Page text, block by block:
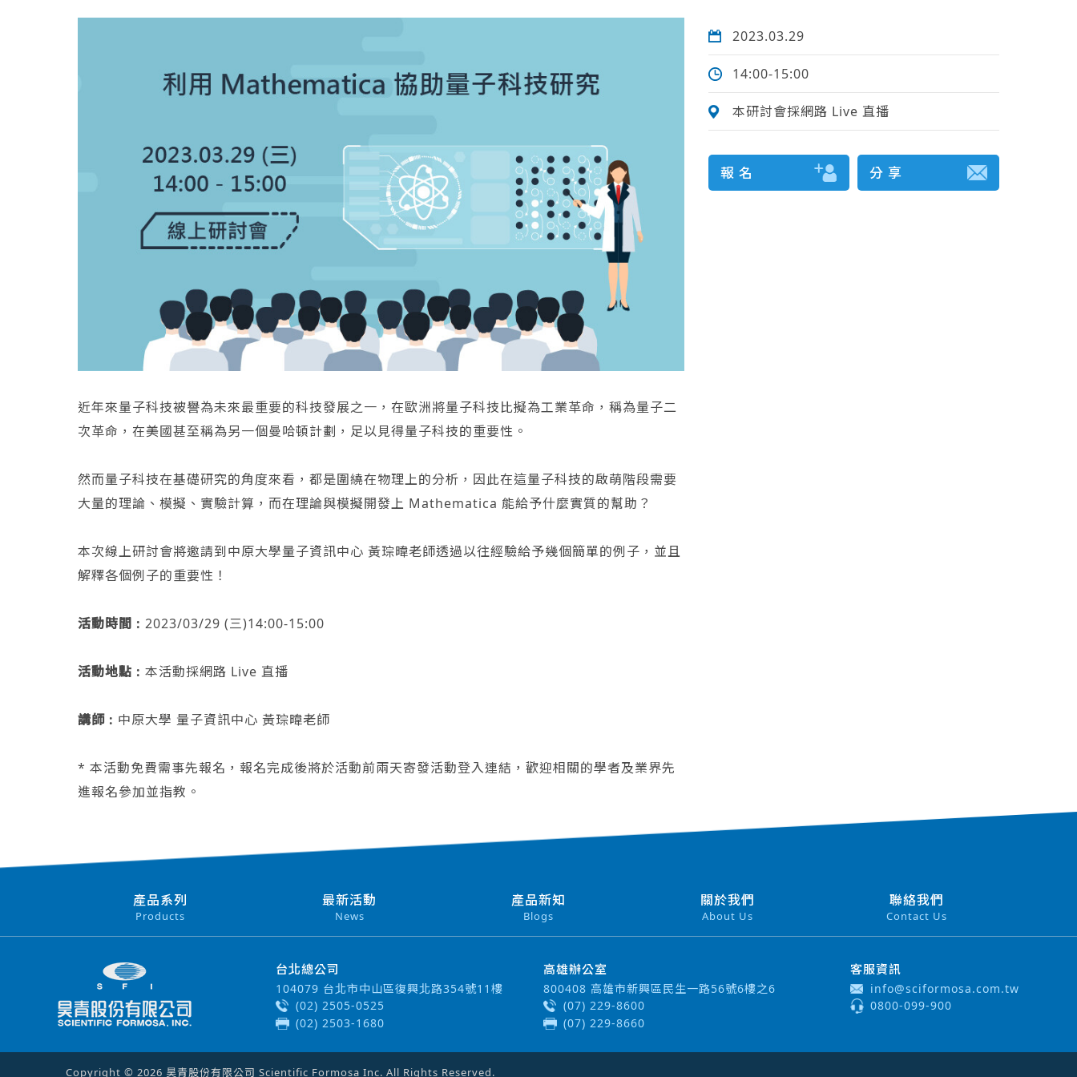
近年來量子科技被譽為未來最重要的科技發展之一，在歐洲將量子科技比擬為工業革命，稱為量子二
次革命，在美國甚至稱為另一個曼哈頓計劃，足以見得量子科技的重要性。
然而量子科技在基礎研究的角度來看，都是圍繞在物理上的分析，因此在這量子科技的啟萌階段需要
大量的理論、模擬、實驗計算，而在理論與模擬開發上 Mathematica 能給予什麼實質的幫助？
本次線上研討會將邀請到中原大學量子資訊中心 黃琮暐老師透過以往經驗給予幾個簡單的例子，並且
解釋各個例子的重要性！
活動時間 : 2023/03/29 (三)14:00-15:00
活動地點 : 本活動採網路 Live 直播
講師 : 中原大學 量子資訊中心 黃琮暐老師
* 本活動免費需事先報名，報名完成後將於活動前兩天寄發活動登入連結，歡迎相關的學者及業界先
進報名參加並指教。
2023.03.29
14:00-15:00
本研討會採網路 Live 直播
報 名 分 享
產品系列
Products
最新活動
News
產品新知
Blogs
關於我們
About Us
聯絡我們
Contact Us
台北總公司
104079 台北市中山區復興北路354號11樓
(02) 2505-0525
(02) 2503-1680
高雄辦公室
800408 高雄市新興區民生一路56號6樓之6
(07) 229-8600
(07) 229-8660
客服資訊
info@sciformosa.com.tw
0800-099-900
Copyright © 2026 昊青股份有限公司 Scientific Formosa Inc. All Rights Reserved.